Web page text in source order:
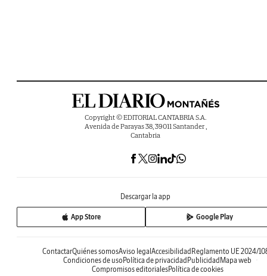
Copyright © EDITORIAL CANTABRIA S.A.
Avenida de Parayas 38, 39011 Santander ,
Cantabria
Descargar la app
App Store Google Play
ContactarQuiénes somosAviso legalAccesibilidadReglamento UE 2024/
Condiciones de usoPolítica de privacidadPublicidadMapa web
Compromisos editorialesPolítica de cookies